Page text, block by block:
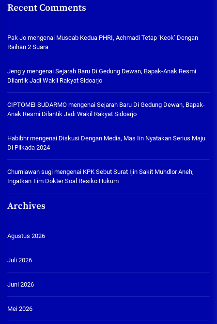
Recent Comments
Pak Jo mengenai Muscab Kedua PHRI, Achmadi Tetap ‘Keok’ Dengan
Raihan 2 Suara
Jeng y mengenai Sejarah Baru Di Gedung Dewan, Bapak-Anak Resmi
Dilantik Jadi Wakil Rakyat Sidoarjo
CIPTOMEI SUDARMO mengenai Sejarah Baru Di Gedung Dewan, Bapak-
Anak Resmi Dilantik Jadi Wakil Rakyat Sidoarjo
Habibhrmengenai Diskusi Dengan Media, Mas Iin Nyatakan Serius Maju
Di Pilkada 2024
Churniawan sugi mengenai KPK Sebut Surat Ijin Sakit Muhdlor Aneh,
Ingatkan Tim Dokter Soal Resiko Hukum
Archives
Agustus 2026
Juli 2026
Juni 2026
Mei 2026